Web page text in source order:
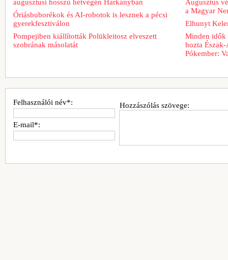
augusztusi hosszú hétvégén Harkányban
Óriásbuborékok és AI-robotok is lesznek a pécsi
gyerekfesztiválon
Pompejiben kiállították Polükleitosz elveszett
szobrának másolatát
Augusztus
a Magyar
Elhunyt
Minden idők
hozta
Pókember:
Hozzászólás szövege:
Felhasználói név*:
E-mail*: